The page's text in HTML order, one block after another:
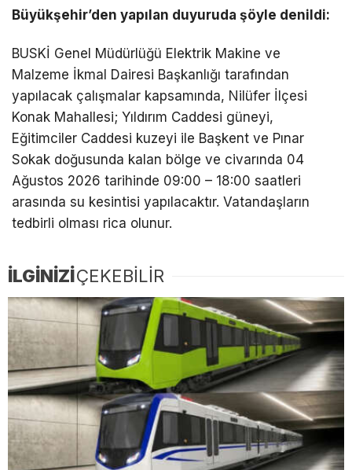
Büyükşehir’den yapılan duyuruda şöyle denildi:
BUSKİ Genel Müdürlüğü Elektrik Makine ve
Malzeme İkmal Dairesi Başkanlığı tarafından
yapılacak çalışmalar kapsamında, Nilüfer İlçesi
Konak Mahallesi; Yıldırım Caddesi güneyi,
Eğitimciler Caddesi kuzeyi ile Başkent ve Pınar
Sokak doğusunda kalan bölge ve civarında 04
Ağustos 2026 tarihinde 09:00 – 18:00 saatleri
arasında su kesintisi yapılacaktır. Vatandaşların
tedbirli olması rica olunur.
İLGİNİZİÇEKEBİLİR